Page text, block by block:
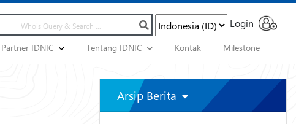
Login
Partner IDNIC Tentang IDNIC Kontak Milestone
Arsip Berita